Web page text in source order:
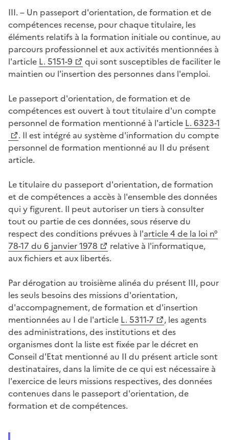
III. – Un passeport d'orientation, de formation et de
compétences recense, pour chaque titulaire, les
éléments relatifs à la formation initiale ou continue, au
parcours professionnel et aux activités mentionnées à
l'article L. 5151-9
qui sont susceptibles de faciliter le
maintien ou l'insertion des personnes dans l'emploi.
Le passeport d'orientation, de formation et de
compétences est ouvert à tout titulaire d'un compte
personnel de formation mentionné à l'article L. 6323-1
. Il est intégré au système d'information du compte
personnel de formation mentionné au II du présent
article.
Le titulaire du passeport d'orientation, de formation
et de compétences a accès à l'ensemble des données
qui y figurent. Il peut autoriser un tiers à consulter
tout ou partie de ces données, sous réserve du
respect des conditions prévues à l'article 4 de la loi n°
78-17 du 6 janvier 1978
relative à l'informatique,
aux fichiers et aux libertés.
Par dérogation au troisième alinéa du présent III, pour
les seuls besoins des missions d'orientation,
d'accompagnement, de formation et d'insertion
mentionnées au I de l'article L. 5311-7
, les agents
des administrations, des institutions et des
organismes dont la liste est fixée par le décret en
Conseil d'Etat mentionné au II du présent article sont
destinataires, dans la limite de ce qui est nécessaire à
l'exercice de leurs missions respectives, des données
contenues dans le passeport d'orientation, de
formation et de compétences.